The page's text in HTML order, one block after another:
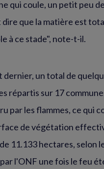
qui coule, un petit peu
dire que la matière est
à ce stade", note-t-il.
dernier, un total de
répartis sur 17
par les flammes, ce qui
de végétation
11.133 hectares, selon
l'ONF une fois le feu